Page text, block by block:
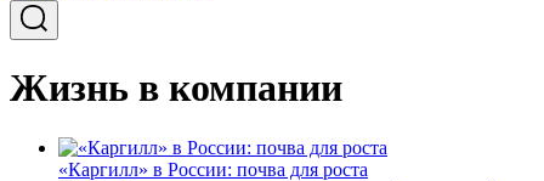
Жизнь в компании
«Каргилл» в России: почва для роста